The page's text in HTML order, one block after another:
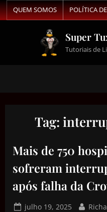
QUEM SOMOS POLÍTICA
Super
Tutoriais de
Tag:
Mais de 750
sofreram
após falha da
julho 19, 2025